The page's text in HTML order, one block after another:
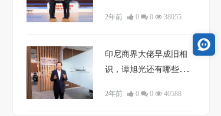
2年前 0 0 38055
印尼商界大佬早成旧相
识，谭旭光还有哪些国
2年前 0 0 40588